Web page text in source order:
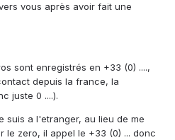
vous après avoir fait une
sont enregistrés en +33 (0) ....,
depuis la france, la
juste 0 ....).
suis a l'etranger, au lieu de me
le zero, il appel le +33 (0) ... donc